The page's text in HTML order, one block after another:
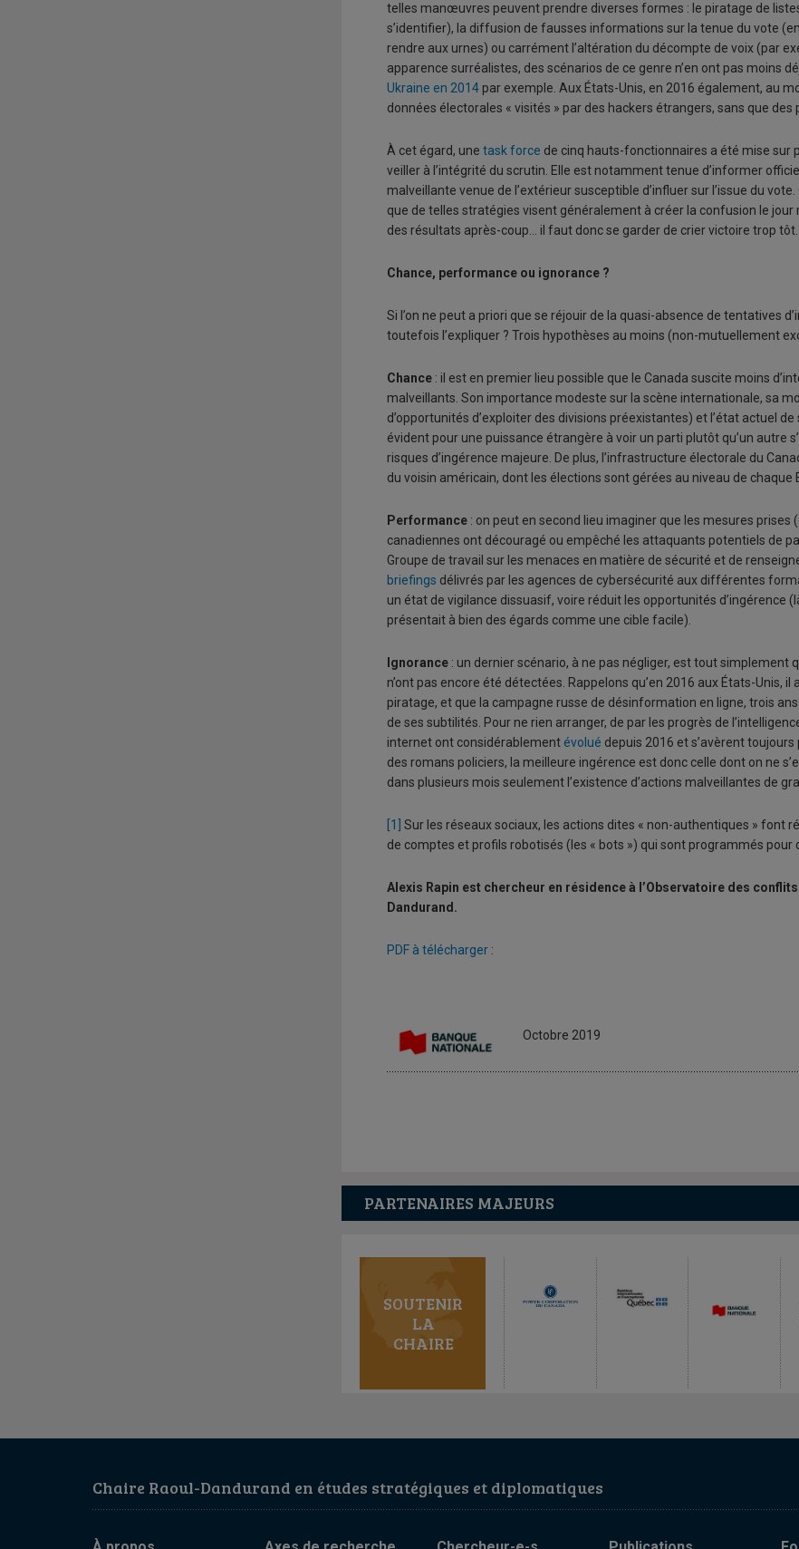
telles manœuvres peuvent prendre diverses formes : le piratage de
s’identifier), la diffusion de fausses informations sur la tenue du vote
rendre aux urnes) ou carrément l’altération du décompte de voix (par
apparence surréalistes, des scénarios de ce genre n’en ont pas moins
Ukraine en 2014 par exemple. Aux États-Unis, en 2016 également, au
données électorales « visités » par des hackers étrangers, sans que
À cet égard, une task force de cinq hauts-fonctionnaires a été mise sur
veiller à l’intégrité du scrutin. Elle est notamment tenue d’informer
malveillante venue de l’extérieur susceptible d’influer sur l’issue du
que de telles stratégies visent généralement à créer la confusion le
des résultats après-coup… il faut donc se garder de crier victoire trop tôt.
Chance, performance ou ignorance ?
Si l’on ne peut a priori que se réjouir de la quasi-absence de tentatives
toutefois l’expliquer ? Trois hypothèses au moins (non-mutuellement
Chance : il est en premier lieu possible que le Canada suscite moins
malveillants. Son importance modeste sur la scène internationale, sa
d’opportunités d’exploiter des divisions préexistantes) et l’état actuel
évident pour une puissance étrangère à voir un parti plutôt qu’un autre
risques d’ingérence majeure. De plus, l’infrastructure électorale du
du voisin américain, dont les élections sont gérées au niveau de
Performance : on peut en second lieu imaginer que les mesures
canadiennes ont découragé ou empêché les attaquants potentiels de
Groupe de travail sur les menaces en matière de sécurité et de
briefings délivrés par les agences de cybersécurité aux différentes
un état de vigilance dissuasif, voire réduit les opportunités d’ingérence
présentait à bien des égards comme une cible facile).
Ignorance : un dernier scénario, à ne pas négliger, est tout simplement
n’ont pas encore été détectées. Rappelons qu’en 2016 aux États-Unis,
piratage, et que la campagne russe de désinformation en ligne, trois
de ses subtilités. Pour ne rien arranger, de par les progrès de
internet ont considérablement évolué depuis 2016 et s’avèrent
des romans policiers, la meilleure ingérence est donc celle dont on ne
dans plusieurs mois seulement l’existence d’actions malveillantes de
[1]
Sur les réseaux sociaux, les actions dites « non-authentiques » font
de comptes et profils robotisés (les « bots ») qui sont programmés
Alexis Rapin est chercheur en résidence à l’Observatoire des
Dandurand.
PDF à télécharger :
Octobre 2019
PARTENAIRES MAJEURS
SOUTENIR
LA
CHAIRE
Chaire Raoul-Dandurand en études stratégiques et diplomatiques